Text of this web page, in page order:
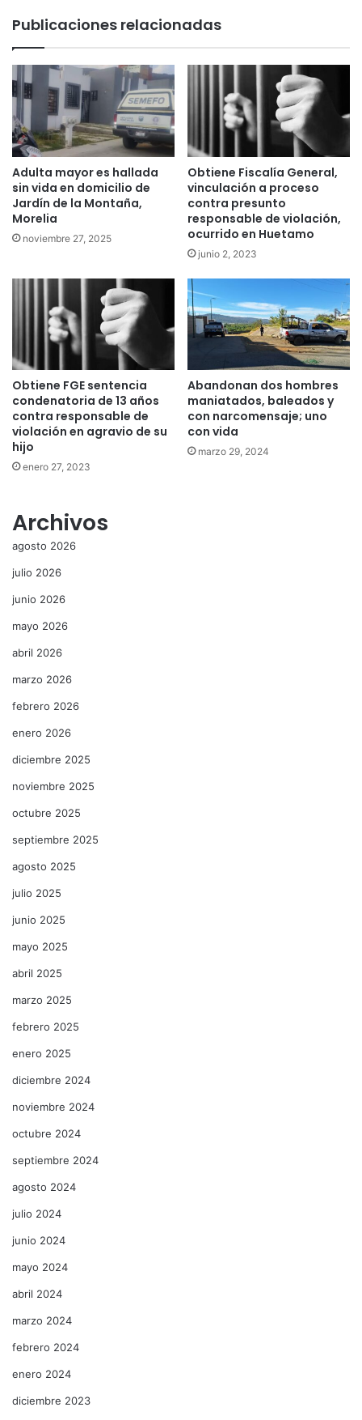
Publicaciones relacionadas
Adulta mayor es hallada
sin vida en domicilio de
Jardín de la Montaña,
Morelia
noviembre 27, 2025
Obtiene Fiscalía General,
vinculación a proceso
contra presunto
responsable de violación,
ocurrido en Huetamo
junio 2, 2023
Obtiene FGE sentencia
condenatoria de 13 años
contra responsable de
violación en agravio de su
hijo
enero 27, 2023
Abandonan dos hombres
maniatados, baleados y
con narcomensaje; uno
con vida
marzo 29, 2024
Archivos
agosto 2026
julio 2026
junio 2026
mayo 2026
abril 2026
marzo 2026
febrero 2026
enero 2026
diciembre 2025
noviembre 2025
octubre 2025
septiembre 2025
agosto 2025
julio 2025
junio 2025
mayo 2025
abril 2025
marzo 2025
febrero 2025
enero 2025
diciembre 2024
noviembre 2024
octubre 2024
septiembre 2024
agosto 2024
julio 2024
junio 2024
mayo 2024
abril 2024
marzo 2024
febrero 2024
enero 2024
diciembre 2023